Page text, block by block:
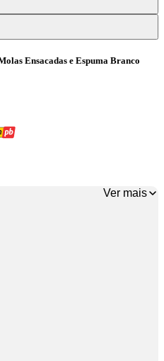
Ensacadas e Espuma Branco
Ver mais